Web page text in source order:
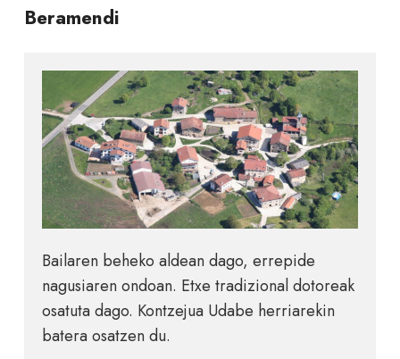
Beramendi
Bailaren beheko aldean dago, errepide
nagusiaren ondoan. Etxe tradizional dotoreak
osatuta dago. Kontzejua Udabe herriarekin
batera osatzen du.